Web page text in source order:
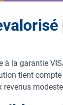
la garantie
tient